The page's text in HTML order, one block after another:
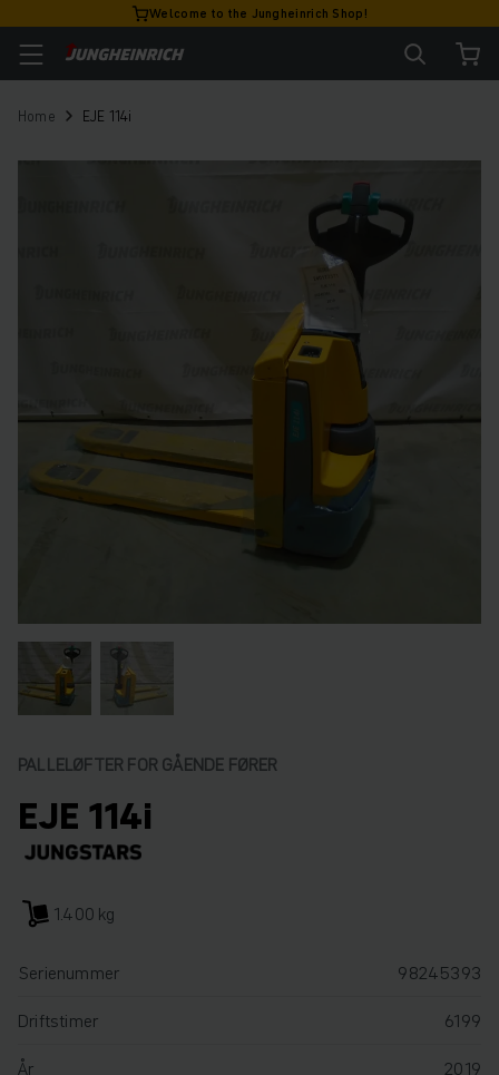
Welcome to the Jungheinrich Shop!
Home EJE 114i
PALLELØFTER FOR GÅENDE FØRER
EJE 114i
1.400 kg
Serienummer
98245393
Driftstimer
6199
År
2019